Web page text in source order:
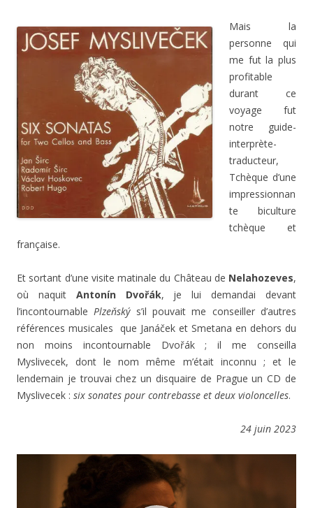
Mais la
personne qui
me fut la plus
profitable
durant ce
voyage fut
notre guide-
interprète-
traducteur,
Tchèque d’une
impressionnan
te biculture
tchèque et
française.
Et sortant d’une visite matinale du Château de Nelahozeves,
où naquit Antonín Dvořák, je lui demandai devant
l’incontournablePlzeňskýs’il pouvait me conseiller d’autres
références musicales que Janáček et Smetana en dehors du
non moins incontournable Dvořák ; il me conseilla
Myslivecek, dont le nom même m’était inconnu ; et le
lendemain je trouvai chez un disquaire de Prague un CD de
Myslivecek : six sonates pour contrebasse et deux violoncelles.
24 juin 2023